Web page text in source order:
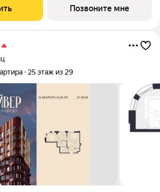
в Жилом квартале Вэйвер от
Люди,
Позвоните мне
25 этаж из 29